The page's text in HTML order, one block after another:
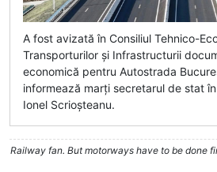
A fost avizată în Consiliul Tehnico-
Transporturilor și Infrastructurii
economică pentru Autostrada
informează marți secretarul de stat
Ionel Scrioșteanu.
Railway fan. But motorways have to be done